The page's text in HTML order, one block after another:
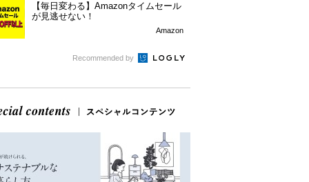
【毎日変わる】Amazonタイムセール
が見逃せない！
Amazon
Recommended by